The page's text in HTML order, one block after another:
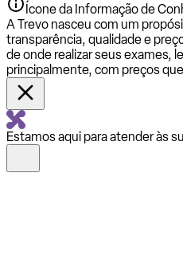
Ícone da Informação de
A Trevo nasceu com um
transparência, qualidade e
de onde realizar seus exames,
principalmente, com preços
Estamos aqui para atender às